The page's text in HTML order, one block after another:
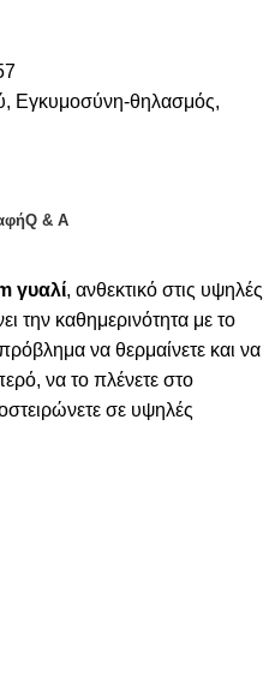
, Εγκυμοσύνη-θηλασμός,
Q & A
γυαλί, ανθεκτικό στις υψηλές
την καθημερινότητα με το
να θερμαίνετε και να
να το πλένετε στο
σε υψηλές